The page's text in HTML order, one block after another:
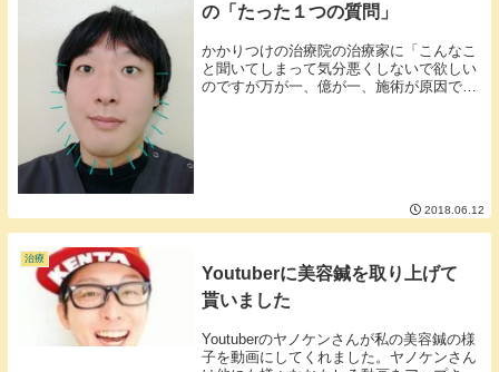
の「たった１つの質問」
かかりつけの治療院の治療家に「こんなこ
と聞いてしまって気分悪くしないで欲しい
のですが万が一、億が一、施術が原因で○○
2018.06.12
治療
Youtuberに美容鍼を取り上げて
貰いました
Youtuberのヤノケンさんが私の美容鍼の様
子を動画にしてくれました。ヤノケンさん